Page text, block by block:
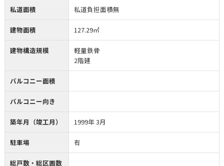
私道面積 私道負担面積無
建物面積 127.29㎡
建物構造規模
軽量鉄骨
2階建
バルコニー面積
バルコニー向き
築年月（竣工月） 1999年 3月
駐車場 有
総戸数・総区画数